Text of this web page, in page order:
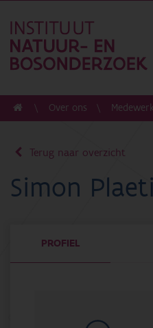
Over ons
Terug naar overzicht
Simon
PROFIEL